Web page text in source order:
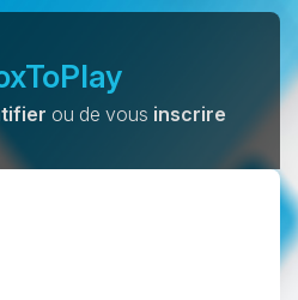
ou de vous inscrire